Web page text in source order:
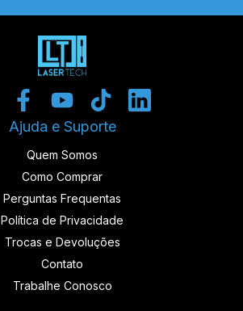
Ajuda e Suporte
Quem Somos
Como Comprar
Perguntas Frequentas
Política de Privacidade
Trocas e Devoluções
Contato
Trabalhe Conosco